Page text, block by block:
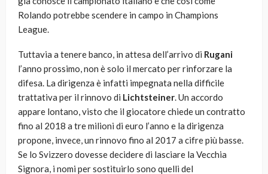
Rolando potrebbe scendere in campo in Champions
League.
Tuttavia a tenere banco, in attesa dell’arrivo di Rugani
l’anno prossimo, non è solo il mercato per rinforzare la
difesa. La dirigenza è infatti impegnata nella difficile
trattativa per il rinnovo di Lichtsteiner. Un accordo
appare lontano, visto che il giocatore chiede un contratto
fino al 2018 a tre milioni di euro l’anno e la dirigenza
propone, invece, un rinnovo fino al 2017 a cifre più basse.
Se lo Svizzero dovesse decidere di lasciare la Vecchia
Signora, i nomi per sostituirlo sono quelli del